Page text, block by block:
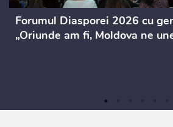
Forumul Diasporei 2026 cu
„Oriunde am fi, Moldova ne